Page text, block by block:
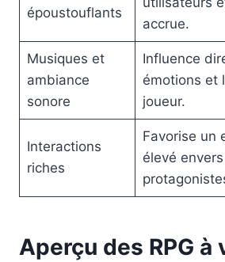
époustouflants
accrue.
Musiques et
ambiance
sonore
Influence
émotions et
joueur.
Interactions
riches
Favorise un
élevé
Aperçu des RPG à